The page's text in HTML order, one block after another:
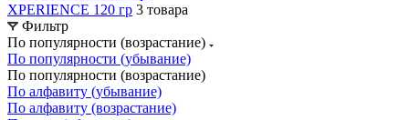
XPERIENCE 120 гр 3 товара
Фильтр
По популярности (возрастание)
По популярности (убывание)
По популярности (возрастание)
По алфавиту (убывание)
По алфавиту (возрастание)